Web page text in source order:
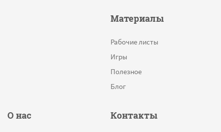
Сколько звуков в слове
Материалы
Рабочие листы
Игры
Полезное
Блог
О нас Контакты